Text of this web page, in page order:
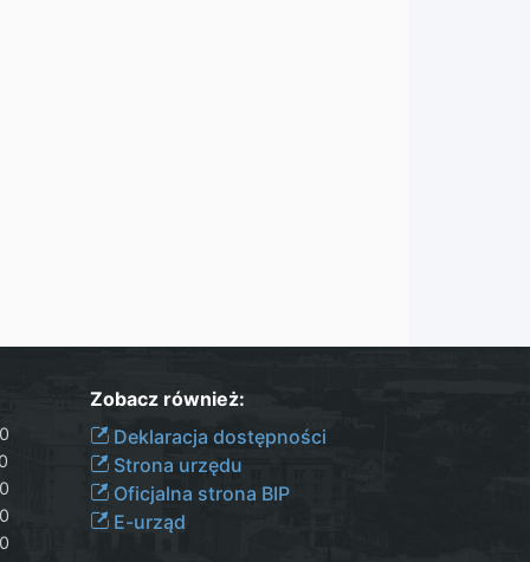
Zobacz również:
Deklaracja dostępności
Strona urzędu
Oficjalna strona BIP
E-urząd